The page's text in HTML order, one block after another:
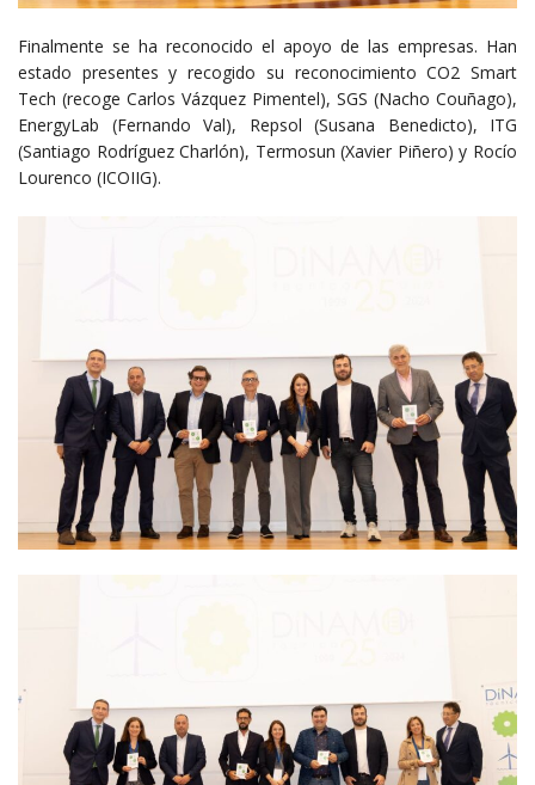
Finalmente se ha reconocido el apoyo de las empresas. Han
estado presentes y recogido su reconocimiento CO2 Smart
Tech (recoge Carlos Vázquez Pimentel), SGS (Nacho Couñago),
EnergyLab (Fernando Val), Repsol (Susana Benedicto), ITG
(Santiago Rodríguez Charlón), Termosun (Xavier Piñero) y Rocío
Lourenco (ICOIIG).